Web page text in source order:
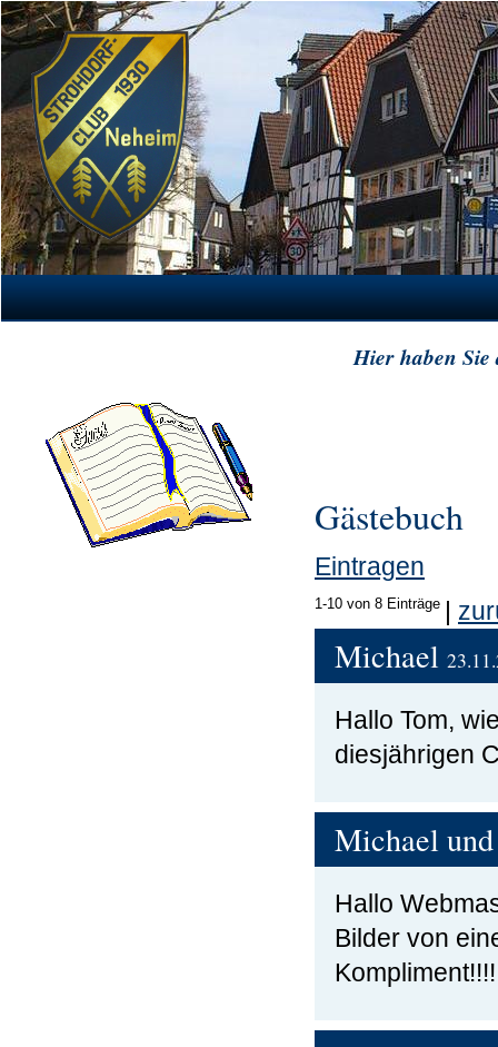
Hier haben
Gästebuch
Eintragen
1-10 von 8 Einträge |
Michael
Hallo Tom,
diesjährigen
Michael
Hallo
Bilder von